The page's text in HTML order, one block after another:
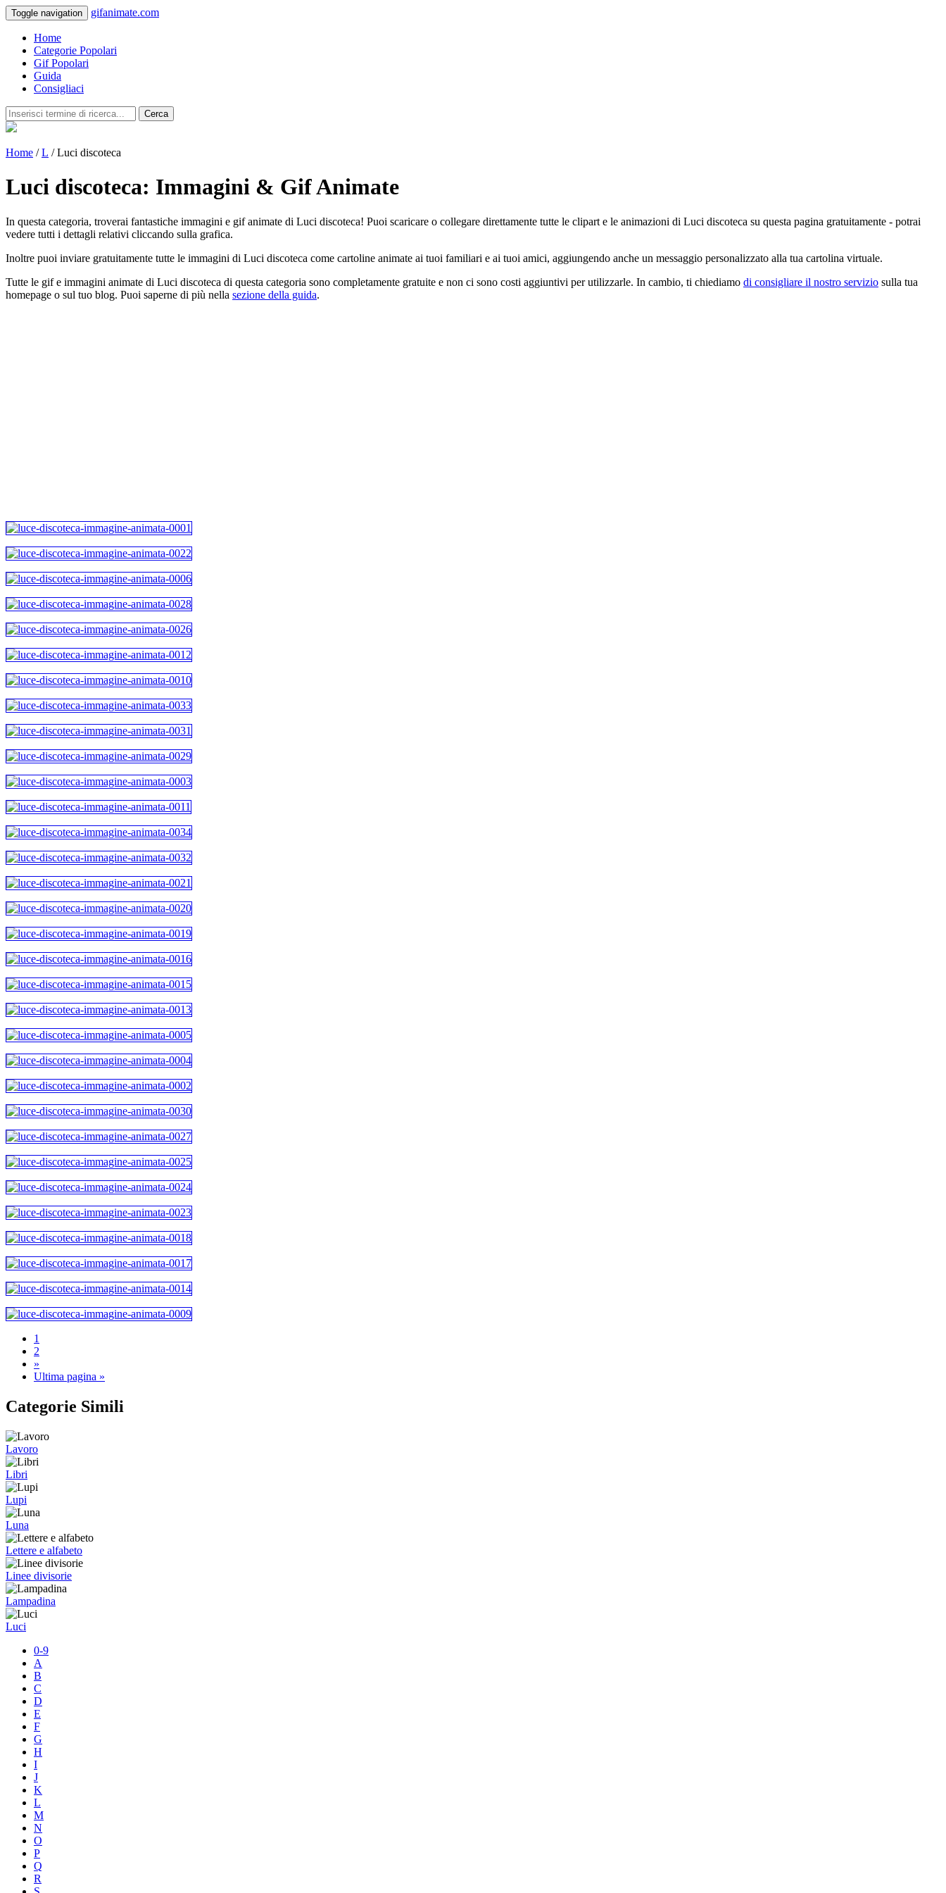
Toggle navigation gifanimate.com
Home
Categorie Popolari
Gif Popolari
Guida
Consigliaci
Cerca
Home /L / Luci discoteca
Luci discoteca: Immagini & Gif Animate
In questa categoria, troverai fantastiche immagini e gif animate di Luci discoteca! Puoi scaricare o collegare direttamente tutte le clipart e le animazioni di Luci discoteca su questa pagina gratuitamente - potrai
vedere tutti i dettagli relativi cliccando sulla grafica.
Inoltre puoi inviare gratuitamente tutte le immagini di Luci discoteca come cartoline animate ai tuoi familiari e ai tuoi amici, aggiungendo anche un messaggio personalizzato alla tua cartolina virtuale.
Tutte le gif e immagini animate di Luci discoteca di questa categoria sono completamente gratuite e non ci sono costi aggiuntivi per utilizzarle. In cambio, ti chiediamo di consigliare il nostro servizio sulla tua
homepage o sul tuo blog. Puoi saperne di più nella sezione della guida.
1
2
»
Ultima pagina »
Categorie Simili
Lavoro
Libri
Lupi
Luna
Lettere e alfabeto
Linee divisorie
Lampadina
Luci
0-9
A
B
C
D
E
F
G
H
I
J
K
L
M
N
O
P
Q
R